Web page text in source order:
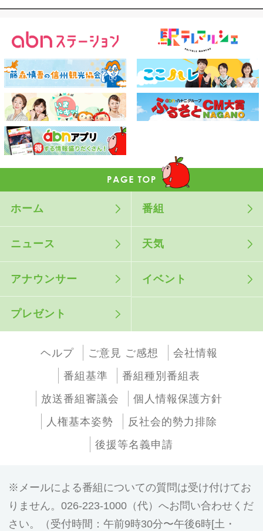
ホーム 番組
ニュース 天気
アナウンサー イベント
プレゼント
ヘルプ ご意見 ご感想
会社情報
番組基準
番組種別番組表
放送番組審議会
個人情報保護方針
人権基本姿勢
反社会的勢力排除
後援等名義申請
メールによる番組についての質問は受け付けてお
りません。026-223-1000（代）へお問い合わせくだ
さい。（受付時間：午前9時30分〜午後6時[土・